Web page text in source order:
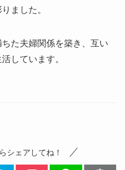
ました。
た夫婦関係を築き、互い
しています。
シェアしてね！